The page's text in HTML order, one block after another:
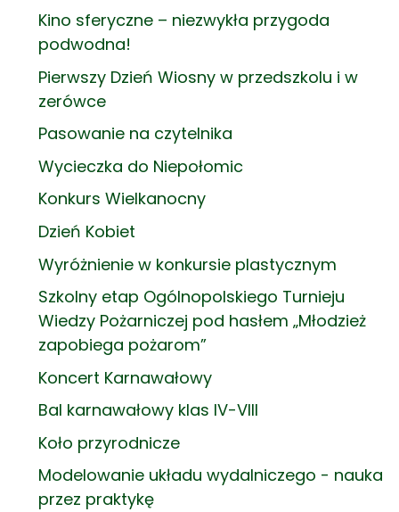
Kino sferyczne – niezwykła przygoda
podwodna!
Pierwszy Dzień Wiosny w przedszkolu i w
zerówce
Pasowanie na czytelnika
Wycieczka do Niepołomic
Konkurs Wielkanocny
Dzień Kobiet
Wyróżnienie w konkursie plastycznym
Szkolny etap Ogólnopolskiego Turnieju
Wiedzy Pożarniczej pod hasłem „Młodzież
zapobiega pożarom”
Koncert Karnawałowy
Bal karnawałowy klas IV-VIII
Koło przyrodnicze
Modelowanie układu wydalniczego - nauka
przez praktykę